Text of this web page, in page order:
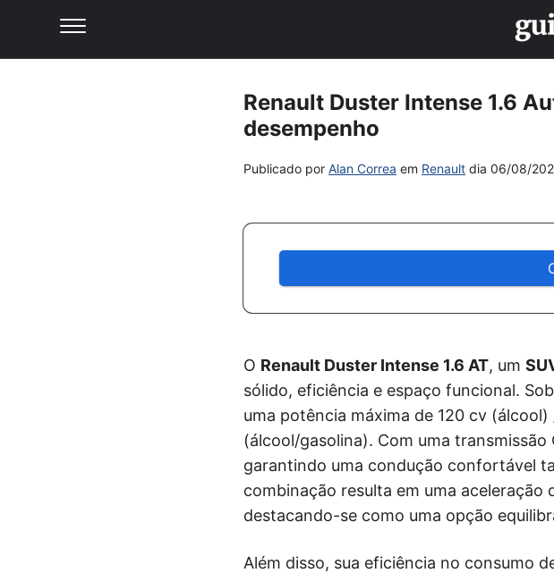
Renault Duster Intense 1.6
desempenho
Publicado por Alan Correa em Renault dia 06/08/
O Renault Duster Intense 1.6 AT, um
sólido, eficiência e espaço funcional.
uma potência máxima de 120 cv
(álcool/gasolina). Com uma
garantindo uma condução confortável
combinação resulta em uma aceleração
destacando-se como uma opção
Além disso, sua eficiência no consumo